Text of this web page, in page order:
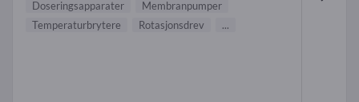
Doseringsapparater
Membranpumper
Temperaturbrytere
Rotasjonsdrev ...